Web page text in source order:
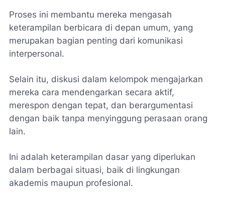
Proses ini membantu mereka mengasah
keterampilan berbicara di depan umum, yang
merupakan bagian penting dari komunikasi
interpersonal.
Selain itu, diskusi dalam kelompok mengajarkan
mereka cara mendengarkan secara aktif,
merespon dengan tepat, dan berargumentasi
dengan baik tanpa menyinggung perasaan orang
lain.
Ini adalah keterampilan dasar yang diperlukan
dalam berbagai situasi, baik di lingkungan
akademis maupun profesional.